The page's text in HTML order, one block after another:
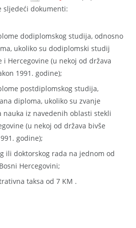
sljedeći dokumenti:
dodiplomskog studija, odnosno
ukoliko su dodiplomski studij
i Hercegovine (u nekoj od država
1991. godine);
postdiplomskog studija,
diploma, ukoliko su zvanje
nauka iz navedenih oblasti stekli
(u nekoj od država bivše
godine);
ili doktorskog rada na jednom od
Hercegovini;
taksa od 7 KM .